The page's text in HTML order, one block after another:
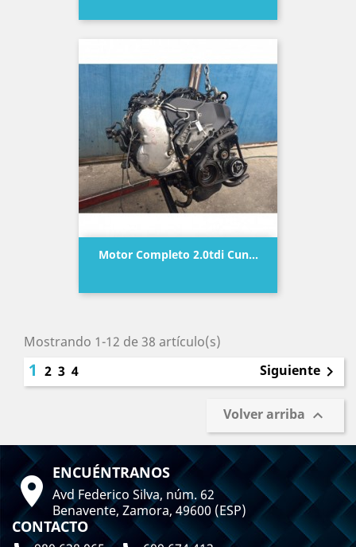
Motor Completo 2.0tdi Cun...
Mostrando 1-12 de 38 artículo(s)
1 2 3 4 Siguiente 
Volver arriba 
 ENCUÉNTRANOS
Avd Federico Silva, núm. 62
Benavente, Zamora, 49600 (ESP)
CONTACTO